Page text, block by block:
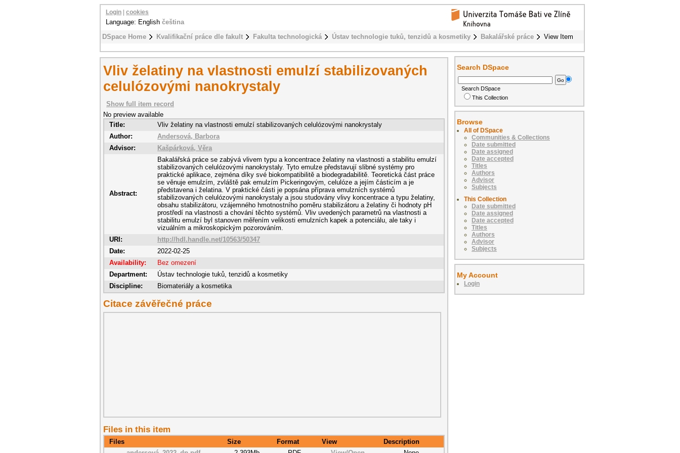
DSpace Home Kvalifikační práce dle fakult Fakulta technologická Ústav technologie tuků, tenzidů a kosmetiky Bakalářské práce View Item
Login cookies
Language: English čeština
Vliv želatiny na vlastnosti emulzí stabilizovaných
celulózovými nanokrystaly
Show full item record
No preview available
Title:
Vliv želatiny na vlastnosti emulzí stabilizovaných celulózovými nanokrystaly
Author:
Andersová, Barbora
Advisor:
Kašpárková, Věra
Abstract:
Bakalářská práce se zabývá vlivem typu a koncentrace želatiny na vlastnosti a stabilitu emulzí
stabilizovaných celulózovými nanokrystaly. Tyto emulze představují slibné systémy pro
praktické aplikace, zejména díky své biokompatibilitě a biodegradabilitě. Teoretická část práce
se věnuje emulzím, zvláště pak emulzím Pickeringovým, celulóze a jejím částicím a je
představena i želatina. V praktické části je popsána příprava emulzních systémů
stabilizovaných celulózovými nanokrystaly a jsou studovány vlivy koncentrace a typu želatiny,
obsahu stabilizátoru, vzájemného hmotnostního poměru stabilizátoru a želatiny či hodnoty pH
prostředí na vlastnosti a chování těchto systémů. Vliv uvedených parametrů na vlastnosti a
stabilitu emulzí byl stanoven měřením velikosti emulzních kapek a potenciálu, ale taky i
vizuálním a mikroskopickým pozorováním.
URI:
http://hdl.handle.net/10563/50347
Date:
2022-02-25
Availability:
Bez omezení
Department:
Ústav technologie tuků, tenzidů a kosmetiky
Discipline:
Biomateriály a kosmetika
Citace závěřečné práce
Files in this item
Files Size Format View
Description
Search DSpace
Search DSpace
This Collection
Browse
All of DSpace
Communities & Collections
Date submitted
Date assigned
Date accepted
Titles
Authors
Advisor
Subjects
This Collection
Date submitted
Date assigned
Date accepted
Titles
Authors
Advisor
Subjects
My Account
Login